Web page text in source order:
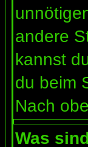
andere
kannst
du beim
Nach
Was